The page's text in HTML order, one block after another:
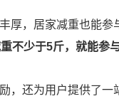
厚，居家减重也能
不少于5斤，就能参
，还为用户提供了一